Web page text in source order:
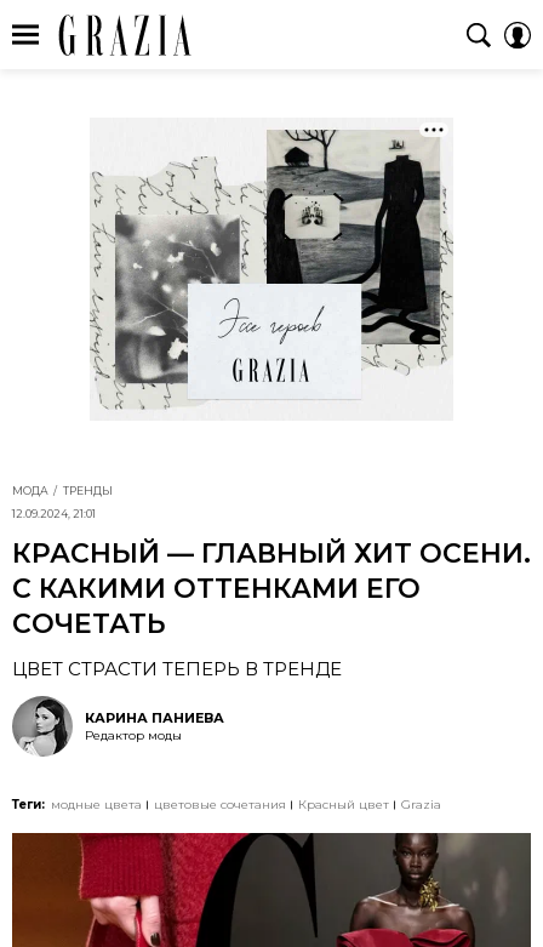
МОДА
ТРЕНДЫ
12.09.2024, 21:01
КРАСНЫЙ — ГЛАВНЫЙ ХИТ ОСЕНИ.
С КАКИМИ ОТТЕНКАМИ ЕГО
СОЧЕТАТЬ
ЦВЕТ СТРАСТИ ТЕПЕРЬ В ТРЕНДЕ
КАРИНА ПАНИЕВА
Редактор моды
Теги: модные цвета цветовые сочетания Красный цвет Grazia